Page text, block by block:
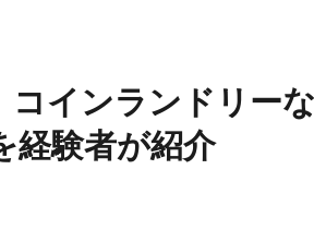
コインランドリー
経験者が紹介